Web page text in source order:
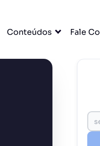
Conteúdos Fale